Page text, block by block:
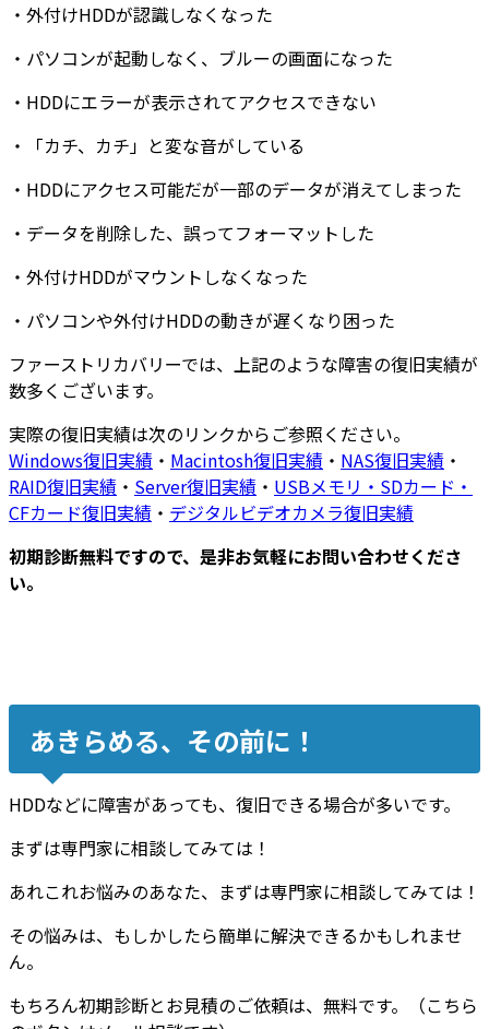
・ 外付けHDDが認識しなくなった
・ パソコンが起動しなく 、 ブルーの画面になった
・ HDDにエラーが表示されてアクセスできない
・
「カチ、カチ」と変な音がしている
・ HDDにアクセス可能だが一部のデータが消えてしまった
・ データを削除した、 誤ってフォーマットした
・ 外付けHDDがマウントしなくなった
・ パソコンや外付けHDDの動きが遅くなり困った
ファーストリカバリーでは、上記のような障害の復旧実績が
数多くございます。
実際の復旧実績は次のリンクからご参照ください。
Windows復旧実績 ・ Macintosh復旧実績 ・ NAS復旧実績 ・
RAID復旧実績 ・ Server復旧実績 ・ USBメモリ・SDカード・
CFカード復旧実績 ・ デジタルビデオカメラ復旧実績
初期診断無料ですので、是非お気軽にお問い合わせくださ
い。
あきらめる、その前に！
HDDなどに障害があっても、復旧できる場合が多いです。
まずは専門家に相談してみては！
あれこれお悩みのあなた、まずは専門家に相談してみては！
その悩みは、もしかしたら簡単に解決できるかもしれませ
ん。
もちろん初期診断とお見積のご依頼は、無料です。（こちら